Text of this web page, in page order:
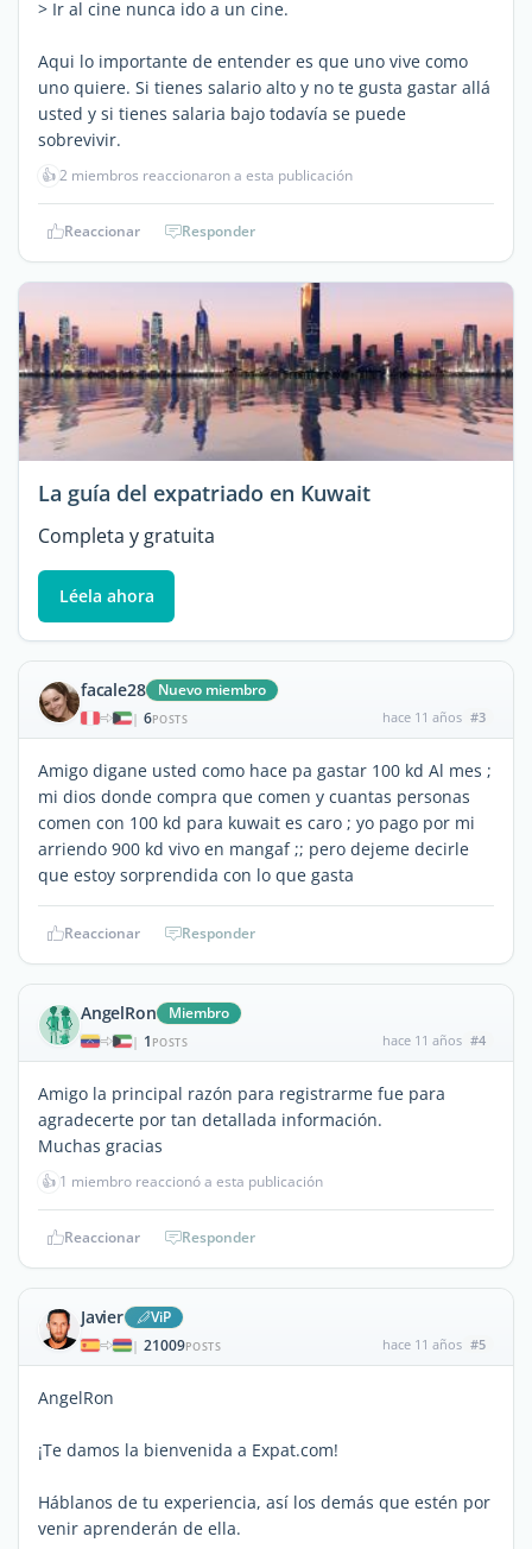
> Ir al cine nunca ido a un cine.
Aqui lo importante de entender es que uno vive como
uno quiere. Si tienes salario alto y no te gusta gastar allá
usted y si tienes salaria bajo todavía se puede
sobrevivir.
👍2 miembros reaccionaron a esta publicación
Reaccionar Responder
La guía del expatriado en Kuwait
Completa y gratuita
Léela ahora
facale28 Nuevo miembro
| 6POSTS hace 11 años #3
Amigo digane usted como hace pa gastar 100 kd Al mes ;
mi dios donde compra que comen y cuantas personas
comen con 100 kd para kuwait es caro ; yo pago por mi
arriendo 900 kd vivo en mangaf ;; pero dejeme decirle
que estoy sorprendida con lo que gasta
Reaccionar Responder
AngelRon Miembro
| 1 POSTS hace 11 años #4
Amigo la principal razón para registrarme fue para
agradecerte por tan detallada información.
Muchas gracias
👍 1 miembro reaccionó a esta publicación
Reaccionar Responder
Javier ViP
| 21009POSTS hace 11 años #5
AngelRon
¡Te damos la bienvenida a Expat.com!
Háblanos de tu experiencia, así los demás que estén por
venir aprenderán de ella.